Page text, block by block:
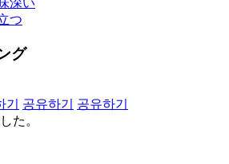
深い
つ
グ
기 공유하기
공유하기
た。